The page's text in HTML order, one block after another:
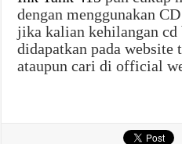
dengan menggunakan
jika kalian kehilangan cd
didapatkan pada website
ataupun cari di official